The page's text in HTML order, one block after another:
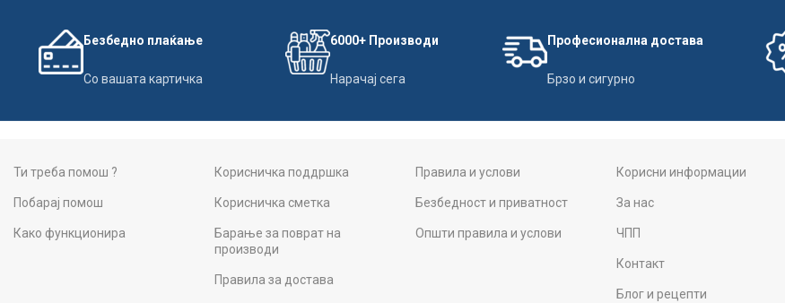
Безбедно плаќање
Со вашата картичка
6000+ Производи
Нарачај сега
Професионална достава
Брзо и сигурно
Ти треба помош ?
Побарај помош
Како функционира
Корисничка поддршка
Корисничка сметка
Барање за поврат на
производи
Правила за достава
Правила и услови
Безбедност и приватност
Општи правила и услови
Корисни информации
За нас
ЧПП
Контакт
Блог и рецепти